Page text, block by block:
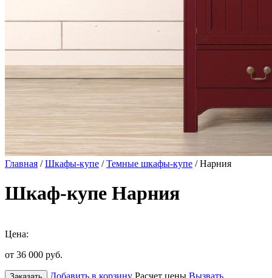
Главная /Шкафы-купе /Темные шкафы-купе / Нарния
Шкаф-купе Нарния
Цена:
от 36 000 руб.
Добавить в корзину Расчет цены Вызвать